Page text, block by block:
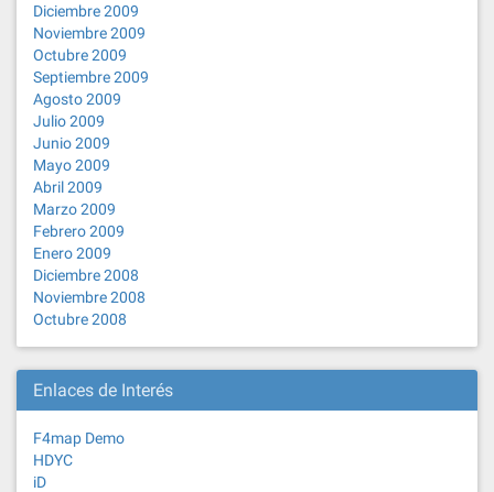
Diciembre 2009
Noviembre 2009
Octubre 2009
Septiembre 2009
Agosto 2009
Julio 2009
Junio 2009
Mayo 2009
Abril 2009
Marzo 2009
Febrero 2009
Enero 2009
Diciembre 2008
Noviembre 2008
Octubre 2008
Enlaces de Interés
F4map Demo
HDYC
iD